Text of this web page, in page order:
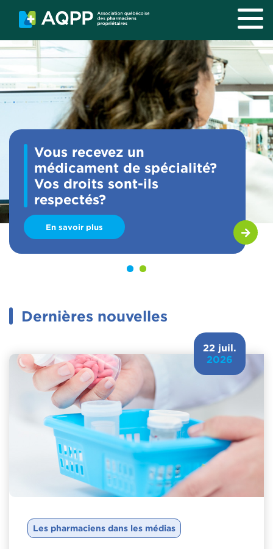
Aller au contenu principal
Vous recevez un
médicament de spécialité?
Vos droits sont-ils
respectés?
En savoir plus
Dernières nouvelles
22 juil.
2026
Les pharmaciens dans les médias